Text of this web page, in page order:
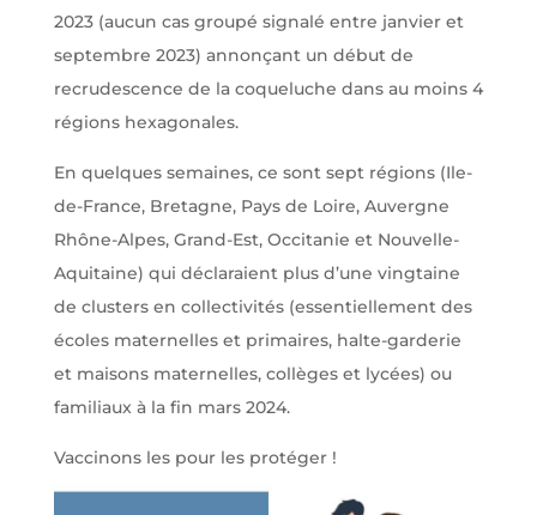
2023 (aucun cas groupé signalé entre janvier et
septembre 2023) annonçant un début de
recrudescence de la coqueluche dans au moins 4
régions hexagonales.
En quelques semaines, ce sont sept régions (Ile-
de-France, Bretagne, Pays de Loire, Auvergne
Rhône-Alpes, Grand-Est, Occitanie et Nouvelle-
Aquitaine) qui déclaraient plus d’une vingtaine
de clusters en collectivités (essentiellement des
écoles maternelles et primaires, halte-garderie
et maisons maternelles, collèges et lycées) ou
familiaux à la fin mars 2024.
Vaccinons les pour les protéger !